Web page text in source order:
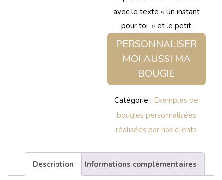
avec le texte « Un instant
pour toi » et le petit
PERSONNALISER
MOI AUSSI MA
BOUGIE
Catégorie : Exemples de
bougies personnalisées
réalisées par nos clients
Description Informations complémentaires